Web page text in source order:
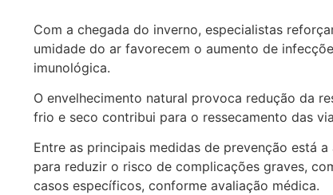
Com a chegada do inverno, especialistas
umidade do ar favorecem o aumento de
imunológica.
O envelhecimento natural provoca redução da
frio e seco contribui para o ressecamento das
Entre as principais medidas de prevenção está
para reduzir o risco de complicações graves,
casos específicos, conforme avaliação médica.